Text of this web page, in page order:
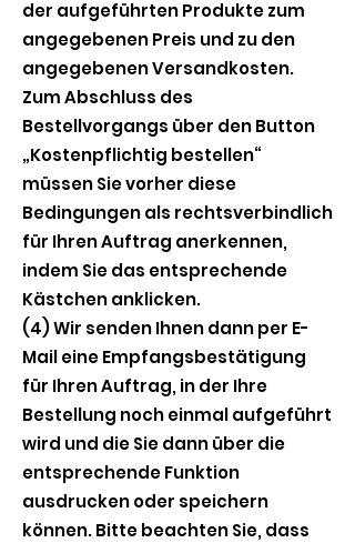
der aufgeführten Produkte zum
angegebenen Preis und zu den
angegebenen Versandkosten.
Zum Abschluss des
Bestellvorgangs über den Button
„Kostenpflichtig bestellen“
müssen Sie vorher diese
Bedingungen als rechtsverbindlich
für Ihren Auftrag anerkennen,
indem Sie das entsprechende
Kästchen anklicken.
(4) Wir senden Ihnen dann per E-
Mail eine Empfangsbestätigung
für Ihren Auftrag, in der Ihre
Bestellung noch einmal aufgeführt
wird und die Sie dann über die
entsprechende Funktion
ausdrucken oder speichern
können. Bitte beachten Sie, dass